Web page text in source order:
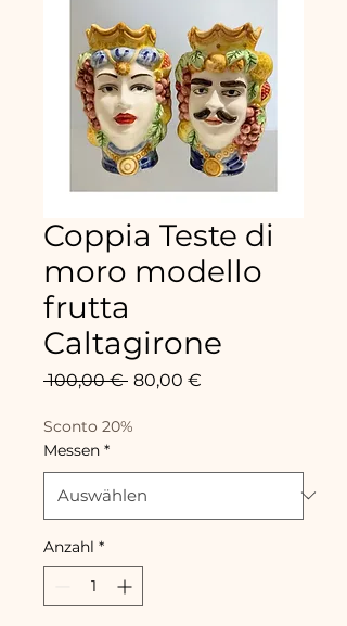
Coppia Teste di
moro modello
frutta
Caltagirone
100,00 € Standardpreis
80,00 €
Sconto 20%
Messen *
Anzahl *